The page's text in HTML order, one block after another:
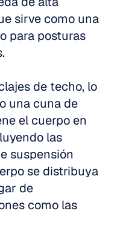
sirve como una
para posturas
de techo, lo
una cuna de
el cuerpo en
las
suspensión
se distribuya
de
como las